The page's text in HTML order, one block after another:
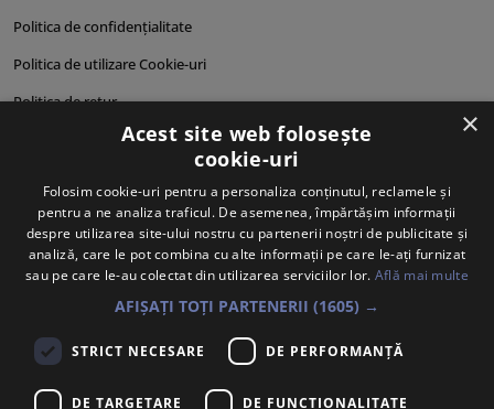
Politica de confidențialitate
Politica de utilizare Cookie-uri
Politica de retur
Cum se livrează?
Despre noi
Personalități produse
×
Acest site web folosește
cookie-uri
Folosim cookie-uri pentru a personaliza conținutul, reclamele și
pentru a ne analiza traficul. De asemenea, împărtășim informații
despre utilizarea site-ului nostru cu partenerii noștri de publicitate și
analiză, care le pot combina cu alte informații pe care le-ați furnizat
sau pe care le-au colectat din utilizarea serviciilor lor. Află mai multe
AFIȘAȚI TOȚI PARTENERII (1605) →
STRICT NECESARE DE PERFORMANȚĂ
DE TARGETARE DE FUNCŢIONALITATE